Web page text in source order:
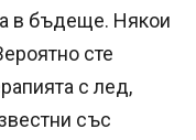
в бъдеще. Някои
сте
с лед,
със